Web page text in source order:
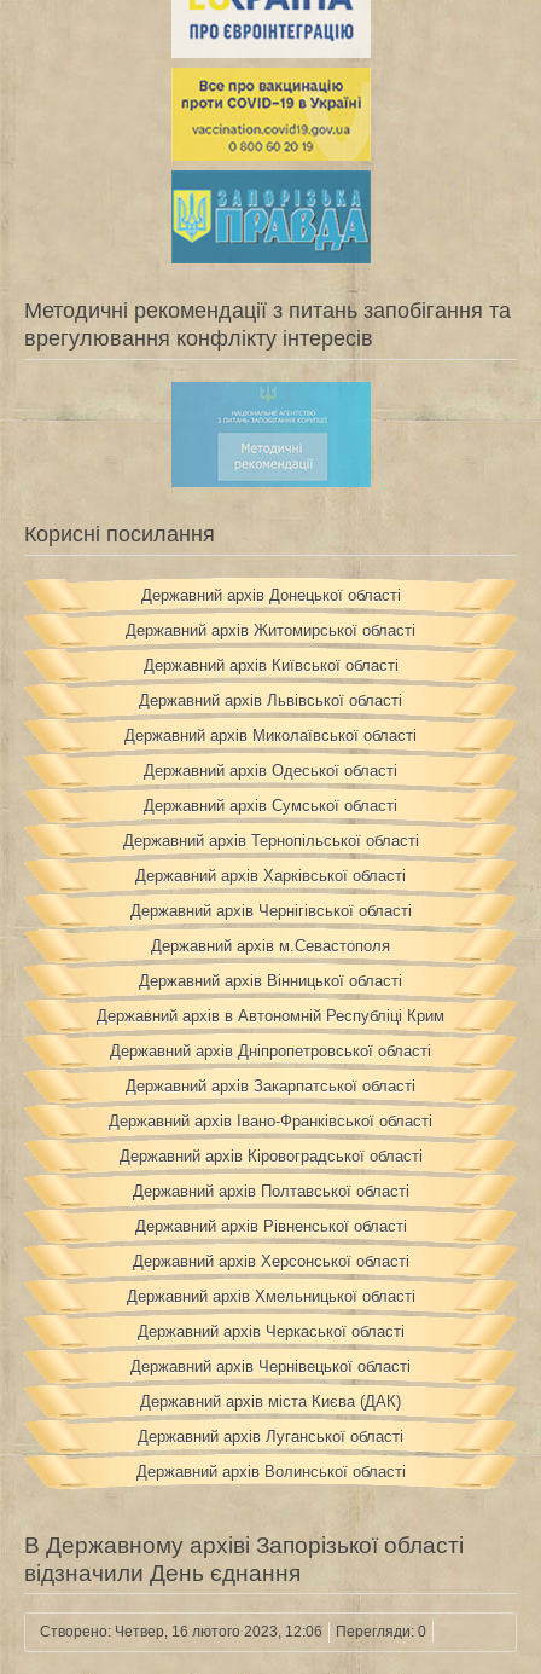
Методичні рекомендації з питань запобігання та
врегулювання конфлікту інтересів
Корисні посилання
Державний архів Донецької області
Державний архів Житомирської області
Державний архів Київської області
Державний архів Львівської області
Державний архів Миколаївської області
Державний архів Одеської області
Державний архів Сумської області
Державний архів Тернопільської області
Державний архів Харківської області
Державний архів Чернігівської області
Державний архів м.Севастополя
Державний архів Вінницької області
Державний архів в Автономній Республіці Крим
Державний архів Дніпропетровської області
Державний архів Закарпатської області
Державний архів Івано-Франківської області
Державний архів Кіровоградської області
Державний архів Полтавської області
Державний архів Рівненської області
Державний архів Херсонської області
Державний архів Хмельницької області
Державний архів Черкаської області
Державний архів Чернівецької області
Державний архів міста Києва (ДАК)
Державний архів Луганської області
Державний архів Волинської області
В Державному архіві Запорізької області
відзначили День єднання
Створено: Четвер, 16 лютого 2023, 12:06 Перегляди: 0